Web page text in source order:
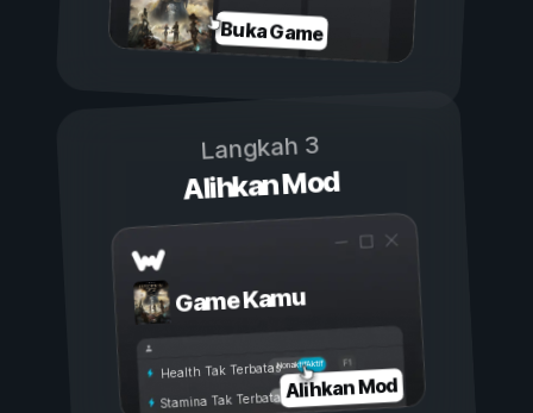
Buka Game
Langkah 3
Alihkan Mod
Game Kamu
Aktif
Nonaktif
Health Tak Terbatas
Stamina Tak TerbatasAlihkan Mod